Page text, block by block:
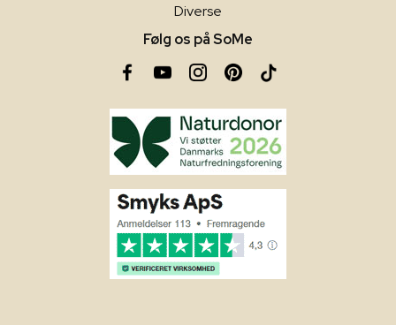
Diverse
Følg os på SoMe